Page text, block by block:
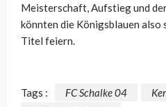
Meisterschaft, Aufstieg und
könnten die Königsblauen also
Titel feiern.
Tags : FC Schalke 04